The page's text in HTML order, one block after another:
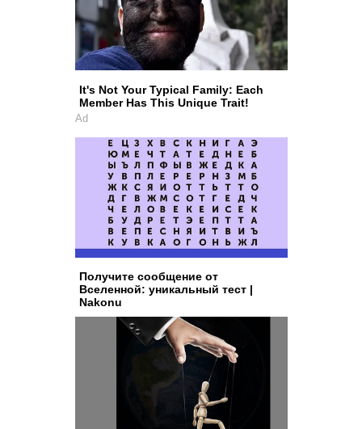
It's Not Your Typical Family: Each
Member Has This Unique Trait!
Ad
Получите сообщение от
Вселенной: уникальный тест |
Nakonu